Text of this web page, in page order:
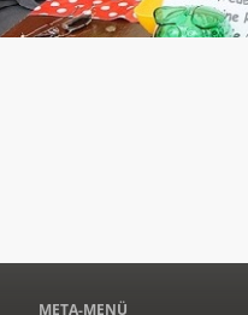
META-MENÜ